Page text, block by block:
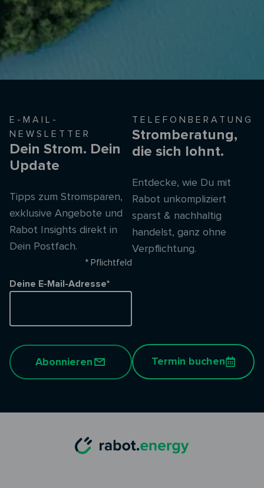
E-MAIL-
NEWSLETTER
Dein Strom. Dein
Update
Tipps zum Stromsparen,
exklusive Angebote und
Rabot Insights direkt in
Dein Postfach.
* Pflichtfeld
Deine E-Mail-Adresse*
Abonnieren
TELEFONBERATUNG
Stromberatung,
die sich lohnt.
Entdecke, wie Du mit
Rabot unkompliziert
sparst & nachhaltig
handelst, ganz ohne
Verpflichtung.
Termin buchen